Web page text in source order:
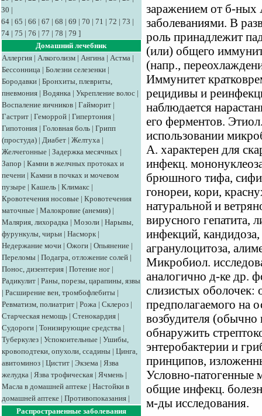
30 |
64 | 65 | 66 | 67 | 68 | 69 | 70 | 71 | 72 | 73 |
74 | 75 | 76 | 77 | 78 | 79 ]
Домашний лечебник
Аллергия | Алкоголизм | Ангина | Астма |
Бессонница | Болезни селезенки |
Бородавки | Бронхиты, плевриты,
пневмония | Водянка | Укрепление волос |
Воспаление яичников | Гайморит |
Гастрит | Геморрой | Гипертония |
Гипотония | Головная боль | Грипп
(простуда) | Диабет | Желтуха |
Желчегонные | Задержка месячных |
Запор | Камни в желчных протоках и
печени | Камни в почках и мочевом
пузыре | Кашель | Климакс |
Кровотечения носовые | Кровотечения
маточные | Малокровие (анемия) |
Малярия, лихорадка | Мозоли | Нарывы,
фурункулы, чирьи | Насморк |
Недержание мочи | Ожоги | Опьянение |
Переломы | Подагра, отложение солей |
Понос, дизентерия | Потение ног |
Радикулит | Раны, порезы, царапины, язвы
| Расширение вен, тромбофлебиты |
Ревматизм, полиатрит | Рожа | Склероз |
Старческая немощь | Стенокардия |
Судороги | Тонизирующие средства |
Туберкулез | Успокоительные | Ушибы,
кровоподтеки, опухоли, ссадины | Цинга,
авитоминоз | Цистит | Экзема | Язва
желудка | Язва трофическая | Ячмень |
Масла в домашней аптеке | Настойки в
домашней аптеке | Противопоказания |
Распространенные заболевания
заражением от б-
заболеваниями. В
роль принадлежит
(или) общего
(напр.,
Иммунитет
рецидивы и
наблюдается
его ферментов.
использовании
А. характерен для
инфекц.
брюшного тифа,
гонореи, кори,
натуральной и
вирусного гепатита,
инфекций, кандидоза,
агранулоцитоза,
Микробиол.
аналогично д-ке др.
слизистых
предполагаемого на
возбудителя (обычно
обнаружить
энтеробактерии и
принципов,
Условно-
общие инфекц.
м-ды исследования.